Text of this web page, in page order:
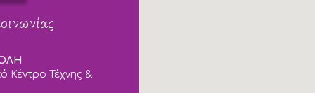
Κέντρο Τέχνης &